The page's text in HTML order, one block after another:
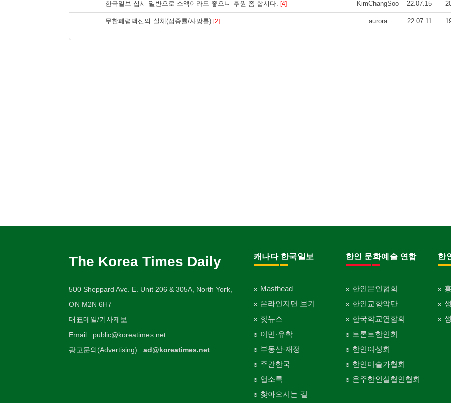
한국일보 십시 일반으로 소액이라도 좋으니 후원 좀 합시다. [4] KimChangSoo 22.07.15
무한폐렴백신의 실체(접종률/사망률) [2] aurora 22.07.11
The Korea Times Daily
500 Sheppard Ave. E. Unit 206 & 305A, North York,
ON M2N 6H7
대표메일/기사제보
Email : public@koreatimes.net
광고문의(Advertising) : ad@koreatimes.net
캐나다 한국일보
Masthead
온라인지면 보기
핫뉴스
이민·유학
부동산·재정
주간한국
업소록
찾아오시는 길
한인 문화예술 연합
한인문인협회
한인교향악단
한국학교연합회
토론토한인회
한인여성회
한인미술가협회
온주한인실협인협회
한